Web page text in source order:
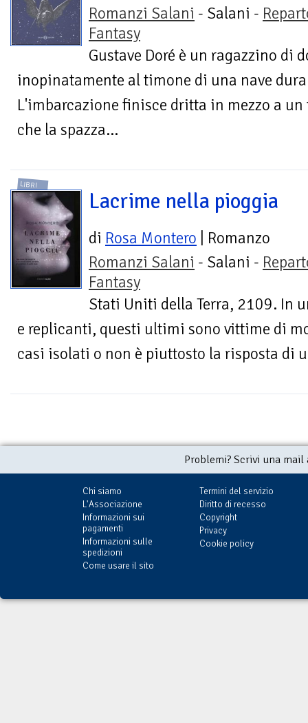
Romanzi Salani - Salani -
Fantasy
Gustave Doré è un ragazzino di
inopinatamente al timone di una nave
L'imbarcazione finisce dritta in mezzo a
che la spazza...
LIBRI
Lacrime nella pioggia
di Rosa Montero | Romanzo
Romanzi Salani - Salani -
Fantasy
Stati Uniti della Terra, 2109. In
e replicanti, questi ultimi sono vittime di
casi isolati o non è piuttosto la risposta di
Problemi? Scrivi una
Chi siamo
L'Associazione
Informazioni sui
pagamenti
Informazioni sulle
spedizioni
Come usare il sito
Termini del servizio
Diritto di recesso
Copyright
Privacy
Cookie policy